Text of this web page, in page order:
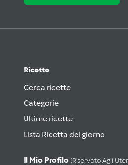
Ricette
Cerca ricette
Categorie
Ultime ricette
Lista Ricetta del giorno
Il Mio Profilo (riservato Agli